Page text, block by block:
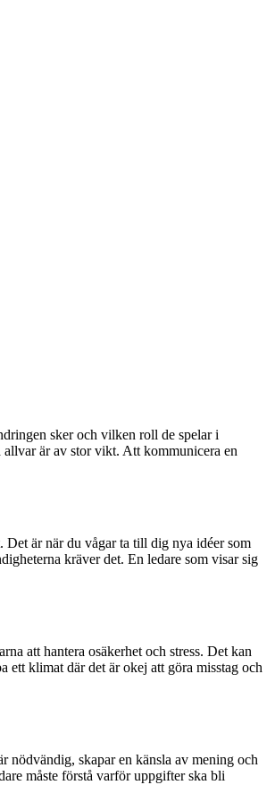
sker och vilken roll de spelar i
allvar är av stor vikt. Att kommunicera en
Det är när du vågar ta till dig nya idéer som
kräver det. En ledare som visar sig
att hantera osäkerhet och stress. Det kan
klimat där det är okej att göra misstag och
nödvändig, skapar en känsla av mening och
måste förstå varför uppgifter ska bli